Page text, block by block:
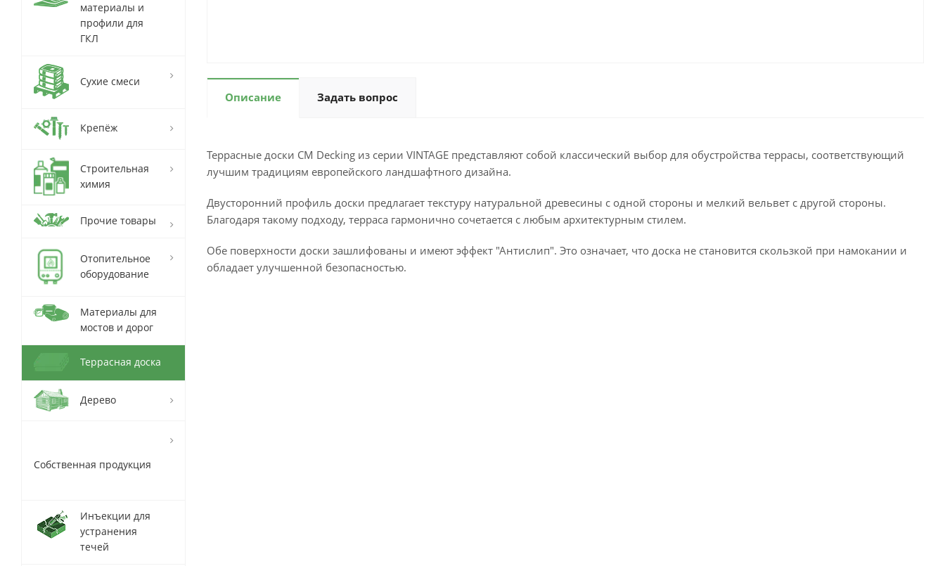
Описание Задать вопрос
Террасные доски CM Decking из серии VINTAGE представляют собой классический выбор для обустройства террасы, соответствующий
лучшим традициям европейского ландшафтного дизайна.
Двусторонний профиль доски предлагает текстуру натуральной древесины с одной стороны и мелкий вельвет с другой стороны.
Благодаря такому подходу, терраса гармонично сочетается с любым архитектурным стилем.
Обе поверхности доски зашлифованы и имеют эффект "Антислип". Это означает, что доска не становится скользкой при намокании и
обладает улучшенной безопасностью.
материалы и
профили для
ГКЛ
Сухие смеси
Крепёж
Строительная
химия
Прочие товары
Отопительное
оборудование
Материалы для
мостов и дорог
Террасная доска
Дерево
Собственная продукция
Инъекции для
устранения
течей